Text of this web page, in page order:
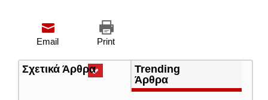
Print
Email
Σχετικά Άρθρα(ενεργή
καρτέλα)
Trending
Άρθρα